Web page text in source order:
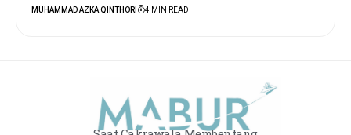
MUHAMMAD AZKA QINTHORI 4 MIN READ